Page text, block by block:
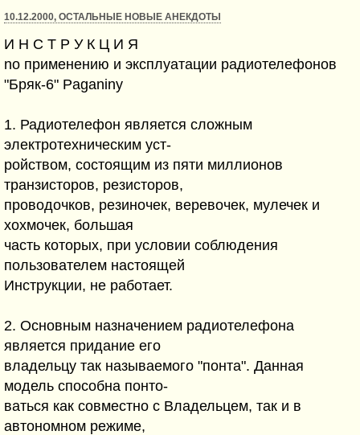
10.12.2000, ОСТАЛЬНЫЕ НОВЫЕ АНЕКДОТЫ
И H С Т Р У К Ц И Я
no применению и эксплуатации радиотелефонов
"Бряк-6" Paganiny
1. Радиотелефон является сложным
электротехническим уст-
ройством, состоящим из пяти миллионов
транзисторов, резисторов,
проводочков, резиночек, веревочек, мулечек и
хохмочек, большая
часть которых, при условии соблюдения
пользователем настоящей
Инструкции, не работает.
2. Основным назначением радиотелефона
является придание его
владельцу так называемого "понта". Данная
модель способна понто-
ваться как совместно с Владельцем, так и в
автономном режиме,